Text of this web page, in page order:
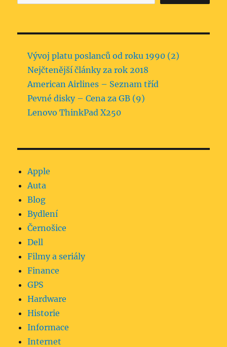
Vývoj platu poslanců od roku 1990 (2)
Nejčtenější články za rok 2018
American Airlines – Seznam tříd
Pevné disky – Cena za GB (9)
Lenovo ThinkPad X250
Apple
Auta
Blog
Bydlení
Černošice
Dell
Filmy a seriály
Finance
GPS
Hardware
Historie
Informace
Internet